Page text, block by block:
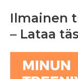
Ilmainen
– Lataa